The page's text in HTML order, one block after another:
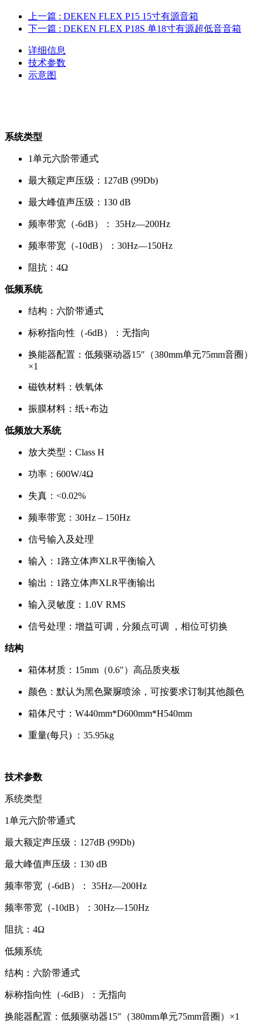
上一篇 : DEKEN FLEX P15 15寸有源音箱
下一篇 : DEKEN FLEX P18S 单18寸有源超低音音箱
详细信息
技术参数
示意图
系统类型
1单元六阶带通式
最大额定声压级：127dB (99Db)
最大峰值声压级：130 dB
频率带宽（-6dB）： 35Hz—200Hz
频率带宽（-10dB）：30Hz—150Hz
阻抗：4Ω
低频系统
结构：六阶带通式
标称指向性（-6dB）：无指向
换能器配置：低频驱动器15″（380mm单元75mm音圈）
×1
磁铁材料：铁氧体
振膜材料：纸+布边
低频放大系统
放大类型：Class H
功率：600W/4Ω
失真：<0.02%
频率带宽：30Hz – 150Hz
信号输入及处理
输入：1路立体声XLR平衡输入
输出：1路立体声XLR平衡输出
输入灵敏度：1.0V RMS
信号处理：增益可调，分频点可调 ，相位可切换
结构
箱体材质：15mm（0.6″）高品质夹板
颜色：默认为黑色聚脲喷涂，可按要求订制其他颜色
箱体尺寸：W440mm*D600mm*H540mm
重量(每只) ：35.95kg
技术参数
系统类型
1单元六阶带通式
最大额定声压级：127dB (99Db)
最大峰值声压级：130 dB
频率带宽（-6dB）： 35Hz—200Hz
频率带宽（-10dB）：30Hz—150Hz
阻抗：4Ω
低频系统
结构：六阶带通式
标称指向性（-6dB）：无指向
换能器配置：低频驱动器15″（380mm单元75mm音圈）×1